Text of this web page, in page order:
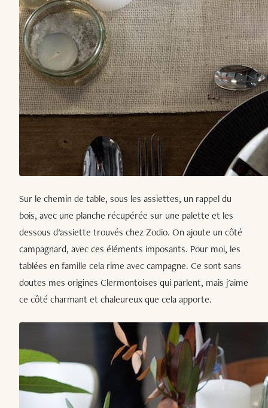
Sur le chemin de table, sous les assiettes, un rappel du
bois, avec une planche récupérée sur une palette et les
dessous d'assiette trouvés chez Zodio. On ajoute un côté
campagnard, avec ces éléments imposants. Pour moi, les
tablées en famille cela rime avec campagne. Ce sont sans
doutes mes origines Clermontoises qui parlent, mais j'aime
ce côté charmant et chaleureux que cela apporte.